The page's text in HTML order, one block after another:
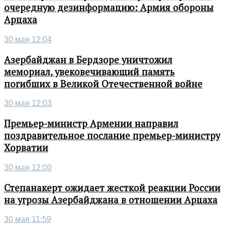
очередную дезинформацию: Армия обороны
Арцаха
30 мая 12:04
Азербайджан в Бердзоре уничтожил
мемориал, увековечивающий память
погибших в Великой Отечественной войне
30 мая 12:03
Премьер-министр Армении направил
поздравительное послание премьер-министру
Хорватии
30 мая 12:00
Степанакерт ожидает жесткой реакции России
на угрозы Азербайджана в отношении Арцаха
30 мая 11:59